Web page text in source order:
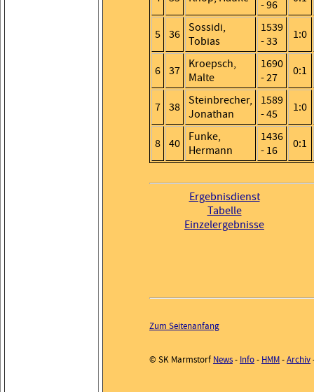
- 96
5 36 Sossidi,
Tobias
1539
- 33
1:0
6 37
Kroepsch,
Malte
1690
- 27
0:1
7 38 Steinbrecher,
Jonathan
1589
- 45
1:0
8 40
Funke,
Hermann
1436
- 16
0:1
Ergebnisdienst
Tabelle
Einzelergebnisse
Zum Seitenanfang
© SK Marmstorf News- Info- HMM-Archiv